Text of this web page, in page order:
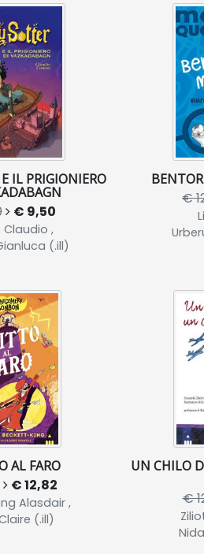
IL PRIGIONIERO
€ 9,50
,
(.ill)
€
AL FARO
€ 12,82
Alasdair ,
(.ill)
UN CHILO
€